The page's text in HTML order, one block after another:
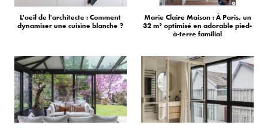
L'oeil de l'architecte : Comment
dynamiser une cuisine blanche ?
Marie Claire Maison : À Paris, un
32 m² optimisé en adorable pied-
à-terre familial